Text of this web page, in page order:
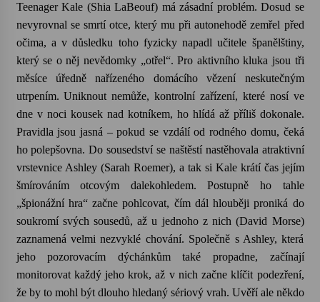
Teenager Kale (Shia LaBeouf) má zásadní problém. Dosud se
nevyrovnal se smrtí otce, který mu při autonehodě zemřel před
očima, a v důsledku toho fyzicky napadl učitele španělštiny,
který se o něj nevědomky „otřel“. Pro aktivního kluka jsou tři
měsíce úředně nařízeného domácího vězení neskutečným
utrpením. Uniknout nemůže, kontrolní zařízení, které nosí ve
dne v noci kousek nad kotníkem, ho hlídá až příliš dokonale.
Pravidla jsou jasná – pokud se vzdálí od rodného domu, čeká
ho polepšovna. Do sousedství se naštěstí nastěhovala atraktivní
vrstevnice Ashley (Sarah Roemer), a tak si Kale krátí čas jejím
šmírováním otcovým dalekohledem. Postupně ho tahle
„špionážní hra“ začne pohlcovat, čím dál hlouběji proniká do
soukromí svých sousedů, až u jednoho z nich (David Morse)
zaznamená velmi nezvyklé chování. Společně s Ashley, která
jeho pozorovacím dýchánkům také propadne, začínají
monitorovat každý jeho krok, až v nich začne klíčit podezření,
že by to mohl být dlouho hledaný sériový vrah. Uvěří ale někdo